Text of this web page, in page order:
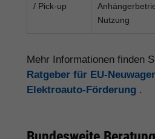
/ Pick-up
Nutzung
Mehr Informationen finden
Ratgeber für EU-
Elektroauto-Förderung .